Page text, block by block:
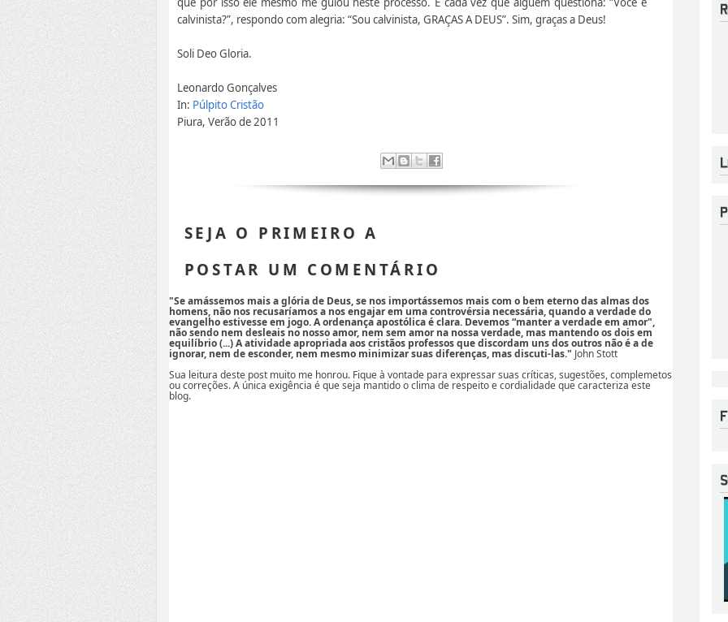
calvinista?”, respondo com alegria: “Sou calvinista, GRAÇAS A DEUS”. Sim, graças a Deus!
Soli Deo Gloria.
Leonardo Gonçalves
In: Púlpito Cristão
Piura, Verão de 2011
SEJA O PRIMEIRO A
POSTAR UM COMENTÁRIO
"Se amássemos mais a glória de Deus, se nos importássemos mais com o bem eterno das almas dos
homens, não nos recusaríamos a nos engajar em uma controvérsia necessária, quando a verdade do
evangelho estivesse em jogo. A ordenança apostólica é clara. Devemos “manter a verdade em amor",
não sendo nem desleais no nosso amor, nem sem amor na nossa verdade, mas mantendo os dois em
equilíbrio (...) A atividade apropriada aos cristãos professos que discordam uns dos outros não é a de
ignorar, nem de esconder, nem mesmo minimizar suas diferenças, mas discuti-las." John Stott
Sua leitura deste post muito me honrou. Fique à vontade para expressar suas críticas, sugestões, complemetos
ou correções. A única exigência é que seja mantido o clima de respeito e cordialidade que caracteriza este
blog.